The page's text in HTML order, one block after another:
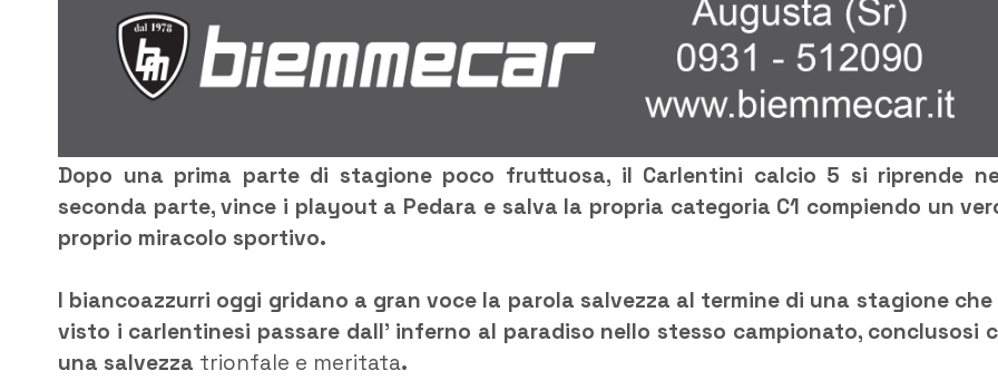
Dopo una prima parte di stagione poco fruttuosa, il Carlentini calcio 5 si riprende
seconda parte, vince i playout a Pedara e salva la propria categoria C1 compiendo un
proprio miracolo sportivo.
I biancoazzurri oggi gridano a gran voce la parola salvezza al termine di una stagione che
visto i carlentinesi passare dall’ inferno al paradiso nello stesso campionato, conclusosi
una salvezza trionfale e meritata.